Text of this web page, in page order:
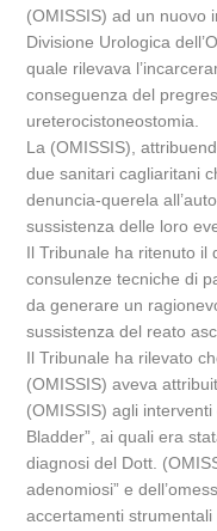
(OMISSIS) ad un nuovo
Divisione Urologica
quale rilevava
conseguenza del
ureterocistoneostomia.
La (OMISSIS),
due sanitari cagliaritani
denuncia-querela
sussistenza delle loro
Il Tribunale ha ritenuto il
consulenze tecniche di
da generare un
sussistenza del reato
Il Tribunale ha rilevato
(OMISSIS) aveva
(OMISSIS) agli
Bladder”, ai quali era
diagnosi del Dott.
adenomiosi” e
accertamenti